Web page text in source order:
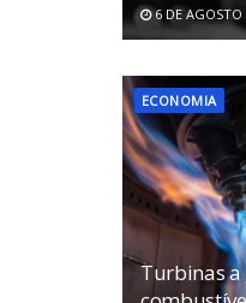
6 DE AGOSTO
ECONOMIA
Turbinas a